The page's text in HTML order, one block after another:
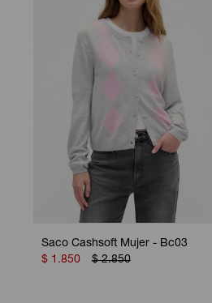
Saco Cashsoft Mujer - Bc03
$ 1.850 $ 2.850